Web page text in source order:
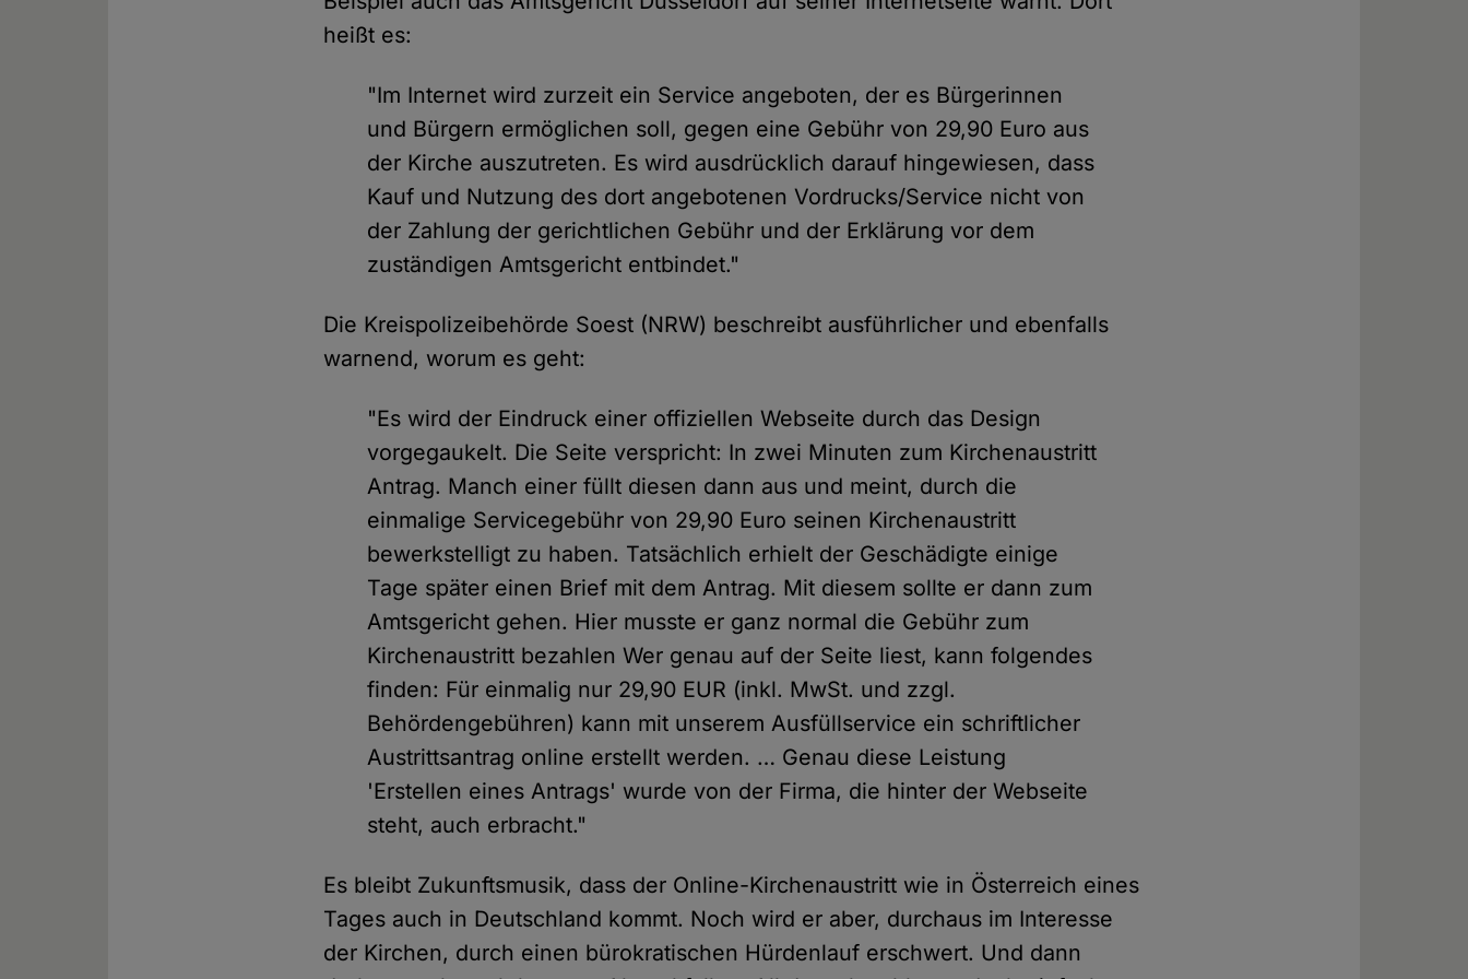
heißt es:
"Im Internet wird zurzeit ein Service angeboten, der es Bürgerinnen
und Bürgern ermöglichen soll, gegen eine Gebühr von 29,90 Euro aus
der Kirche auszutreten. Es wird ausdrücklich darauf hingewiesen, dass
Kauf und Nutzung des dort angebotenen Vordrucks/Service nicht von
der Zahlung der gerichtlichen Gebühr und der Erklärung vor dem
zuständigen Amtsgericht entbindet."
Die Kreispolizeibehörde Soest (NRW) beschreibt ausführlicher und ebenfalls
warnend, worum es geht:
"Es wird der Eindruck einer offiziellen Webseite durch das Design
vorgegaukelt. Die Seite verspricht: In zwei Minuten zum Kirchenaustritt
Antrag. Manch einer füllt diesen dann aus und meint, durch die
einmalige Servicegebühr von 29,90 Euro seinen Kirchenaustritt
bewerkstelligt zu haben. Tatsächlich erhielt der Geschädigte einige
Tage später einen Brief mit dem Antrag. Mit diesem sollte er dann zum
Amtsgericht gehen. Hier musste er ganz normal die Gebühr zum
Kirchenaustritt bezahlen Wer genau auf der Seite liest, kann folgendes
finden: Für einmalig nur 29,90 EUR (inkl. MwSt. und zzgl.
Behördengebühren) kann mit unserem Ausfüllservice ein schriftlicher
Austrittsantrag online erstellt werden. … Genau diese Leistung
'Erstellen eines Antrags' wurde von der Firma, die hinter der Webseite
steht, auch erbracht."
Es bleibt Zukunftsmusik, dass der Online-Kirchenaustritt wie in Österreich eines
Tages auch in Deutschland kommt. Noch wird er aber, durchaus im Interesse
der Kirchen, durch einen bürokratischen Hürdenlauf erschwert. Und dann